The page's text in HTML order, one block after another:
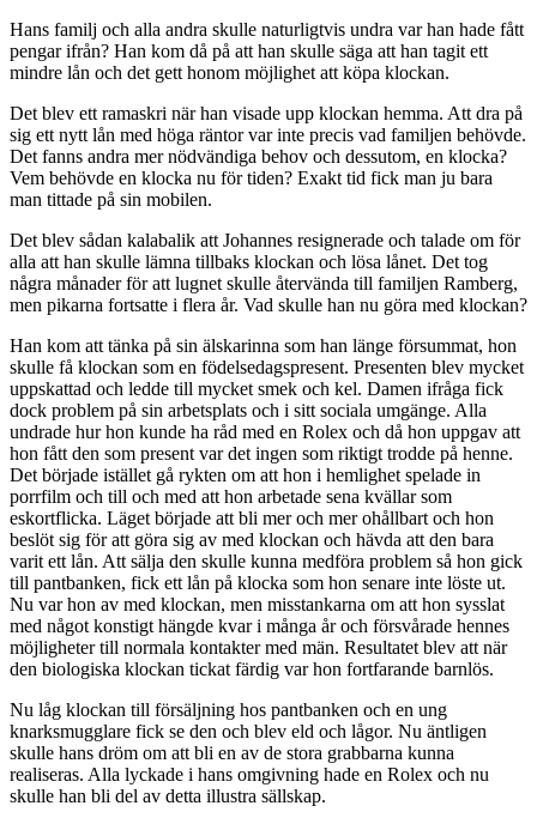
Hans familj och alla andra skulle naturligtvis undra var han hade fått
pengar ifrån? Han kom då på att han skulle säga att han tagit ett
mindre lån och det gett honom möjlighet att köpa klockan.
Det blev ett ramaskri när han visade upp klockan hemma. Att dra på
sig ett nytt lån med höga räntor var inte precis vad familjen behövde.
Det fanns andra mer nödvändiga behov och dessutom, en klocka?
Vem behövde en klocka nu för tiden? Exakt tid fick man ju bara
man tittade på sin mobilen.
Det blev sådan kalabalik att Johannes resignerade och talade om för
alla att han skulle lämna tillbaks klockan och lösa lånet. Det tog
några månader för att lugnet skulle återvända till familjen Ramberg,
men pikarna fortsatte i flera år. Vad skulle han nu göra med klockan?
Han kom att tänka på sin älskarinna som han länge försummat, hon
skulle få klockan som en födelsedagspresent. Presenten blev mycket
uppskattad och ledde till mycket smek och kel. Damen ifråga fick
dock problem på sin arbetsplats och i sitt sociala umgänge. Alla
undrade hur hon kunde ha råd med en Rolex och då hon uppgav att
hon fått den som present var det ingen som riktigt trodde på henne.
Det började istället gå rykten om att hon i hemlighet spelade in
porrfilm och till och med att hon arbetade sena kvällar som
eskortflicka. Läget började att bli mer och mer ohållbart och hon
beslöt sig för att göra sig av med klockan och hävda att den bara
varit ett lån. Att sälja den skulle kunna medföra problem så hon gick
till pantbanken, fick ett lån på klocka som hon senare inte löste ut.
Nu var hon av med klockan, men misstankarna om att hon sysslat
med något konstigt hängde kvar i många år och försvårade hennes
möjligheter till normala kontakter med män. Resultatet blev att när
den biologiska klockan tickat färdig var hon fortfarande barnlös.
Nu låg klockan till försäljning hos pantbanken och en ung
knarksmugglare fick se den och blev eld och lågor. Nu äntligen
skulle hans dröm om att bli en av de stora grabbarna kunna
realiseras. Alla lyckade i hans omgivning hade en Rolex och nu
skulle han bli del av detta illustra sällskap.